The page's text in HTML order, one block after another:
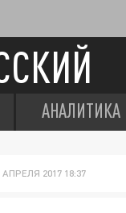
АНАЛИТИКА
АПРЕЛЯ 2017 18:37